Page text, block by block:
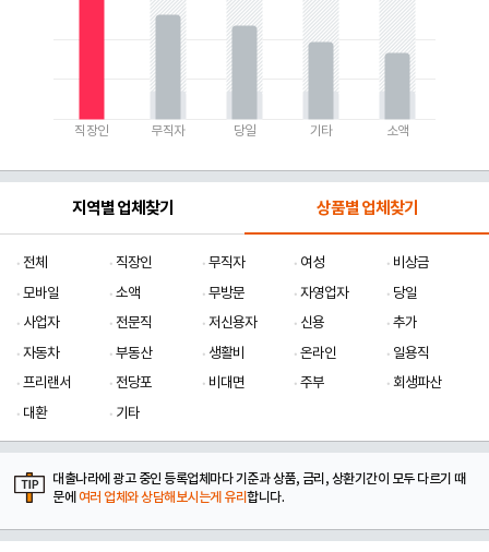
직장인 무직자 당일 기타 소액
지역별 업체찾기 상품별 업체찾기
전체 직장인 무직자 여성
비상금
모바일
소액 무방문 자영업자
당일
사업자
전문직 저신용자 신용
추가
자동차
부동산 생활비 온라인
일용직
프리랜서
전당포 비대면 주부
회생파산
대환
기타
대출나라에 광고 중인 등록업체마다 기준과 상품, 금리, 상환기간이 모두 다르기 때
문에 여러 업체와 상담해보시는게 유리합니다.